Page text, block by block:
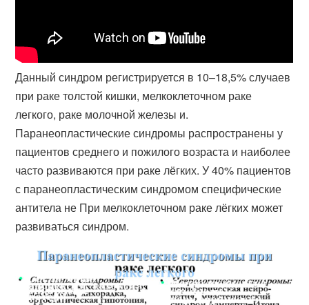
Данный синдром регистрируется в 10–18,5% случаев
при раке толстой кишки, мелкоклеточном раке
легкого, раке молочной железы и.
Паранеопластические синдромы распространены у
пациентов среднего и пожилого возраста и наиболее
часто развиваются при раке лёгких. У 40% пациентов
с паранеопластическим синдромом специфические
антитела не При мелкоклеточном раке лёгких может
развиваться синдром​.